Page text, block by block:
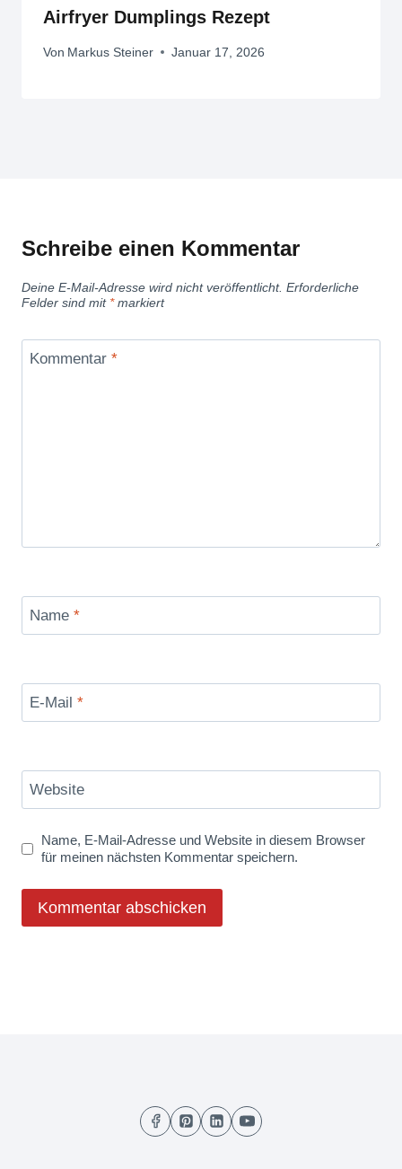
Airfryer Dumplings Rezept
Von Markus Steiner Januar 17, 2026
Schreibe einen Kommentar
Deine E-Mail-Adresse wird nicht veröffentlicht. Erforderliche
Felder sind mit *markiert
Kommentar *
Name *
E-Mail *
Website
Name, E-Mail-Adresse und Website in diesem Browser
für meinen nächsten Kommentar speichern.